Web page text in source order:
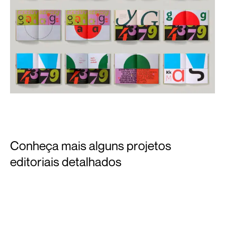
Conheça mais alguns projetos
editoriais detalhados